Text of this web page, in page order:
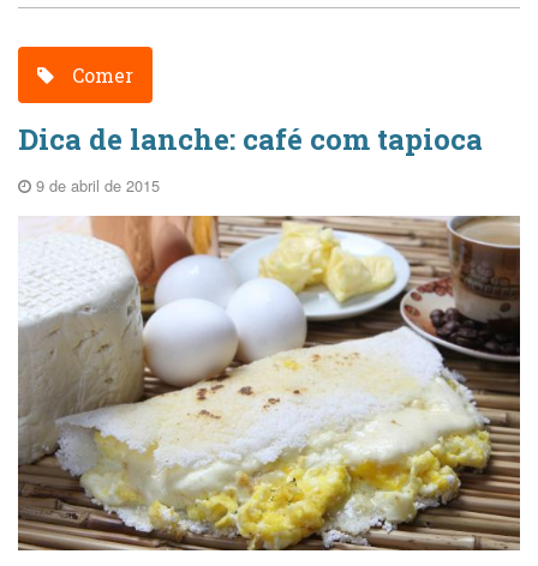
Comer
Dica de lanche: café com tapioca
9 de abril de 2015